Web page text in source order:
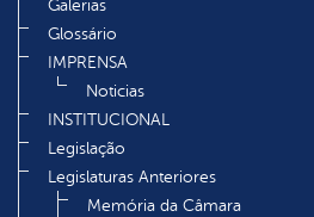
Galerias
Glossário
IMPRENSA
Noticias
INSTITUCIONAL
Legislação
Legislaturas Anteriores
Memória da Câmara